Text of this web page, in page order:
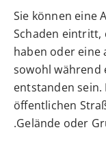
Sie können eine
Schaden eintritt,
haben oder eine
sowohl während
entstanden
öffentlichen
Gelände oder